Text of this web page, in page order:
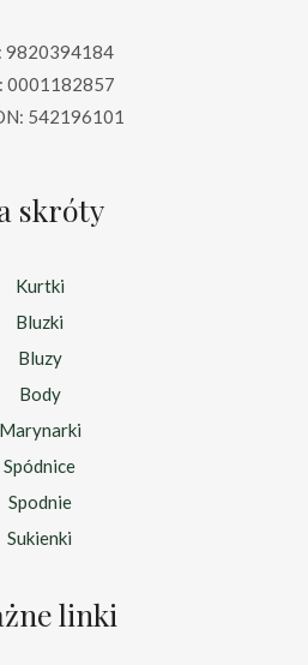
9820394184
0001182857
542196101
skróty
Kurtki
Bluzki
Bluzy
Body
Marynarki
Spódnice
Spodnie
Sukienki
linki